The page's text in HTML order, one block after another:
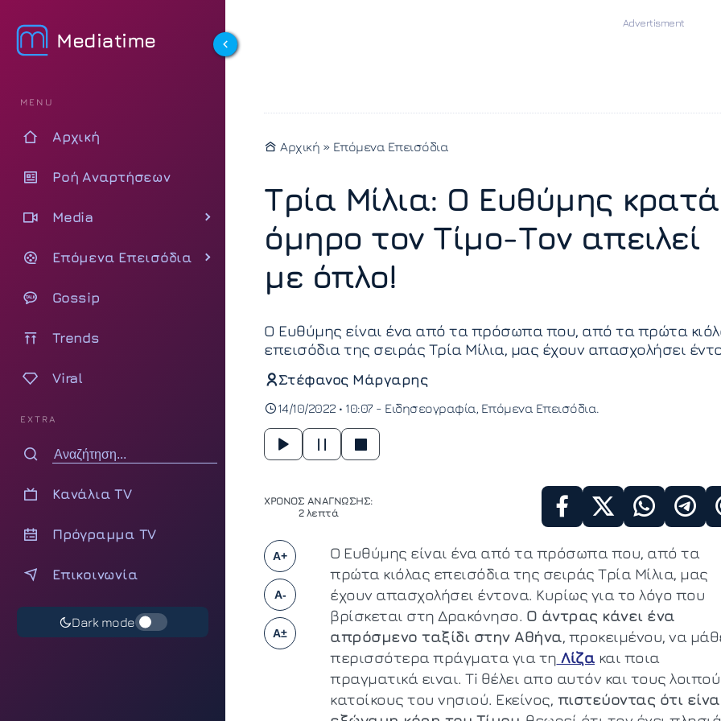
Mediatime
MENU
Αρχική
Ροή Αναρτήσεων
Media
Επόμενα Επεισόδια
Gossip
Trends
Viral
EXTRA
Κανάλια TV
Πρόγραμμα TV
Επικοινωνία
Dark mode
Αρχική » Επόμενα Επεισόδια
Τρία Μίλια: Ο Ευθύμης κρατά
όμηρο τον Τίμο-Τον απειλεί
με όπλο!
Ο Ευθύμης είναι ένα από τα πρόσωπα που, από τα πρώτα
επεισόδια της σειράς Τρία Μίλια, μας έχουν απασχολήσει
Στέφανος Μάργαρης
14/10/2022 • 10:07 - Ειδησεογραφία Επόμενα Επεισόδια
ΧΡΟΝΟΣ ΑΝΑΓΝΩΣΗΣ:
2 λεπτά
A+
A-
A±
Ο Ευθύμης είναι ένα από τα πρόσωπα που, από τα
πρώτα κιόλας επεισόδια της σειράς Τρία Μίλια, μας
έχουν απασχολήσει έντονα. Κυρίως για το λόγο που
βρίσκεται στη Δρακόνησο. Ο άντρας κάνει ένα
απρόσμενο ταξίδι στην Αθήνα, προκειμένου, να
περισσότερα πράγματα για τη Λίζα και ποια
πραγματικά ειναι. Ti θέλει απο αυτόν και τους
κατοίκους του νησιού. Εκείνος, πιστεύοντας ότι